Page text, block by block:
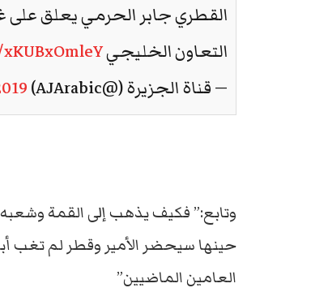
القطري جابر الحرمي يعلق
التعاون الخليجي
— قناة الجزيرة (@AJArabic)
وتابع:” فكيف يذهب إلى القمة
العامين الماضيين”